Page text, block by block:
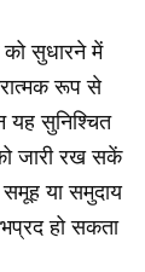
को सुधारने में
रूप से
यह सुनिश्चित
जारी रख सकें
या समुदाय
हो सकता